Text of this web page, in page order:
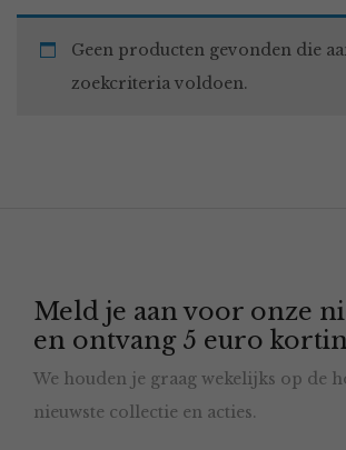
Geen producten gevonden die
zoekcriteria voldoen.
Meld je aan voor onze
en ontvang 5 euro
We houden je graag wekelijks op de
nieuwste collectie en acties.